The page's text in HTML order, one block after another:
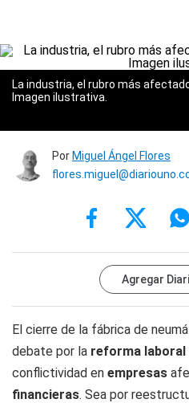
La industria, el rubro más
Imagen ilustrativa.
Por Miguel Ángel Flores
Agregar
El cierre de la fábrica de
debate por la reforma laboral
conflictividad en empresas
financieras. Sea por